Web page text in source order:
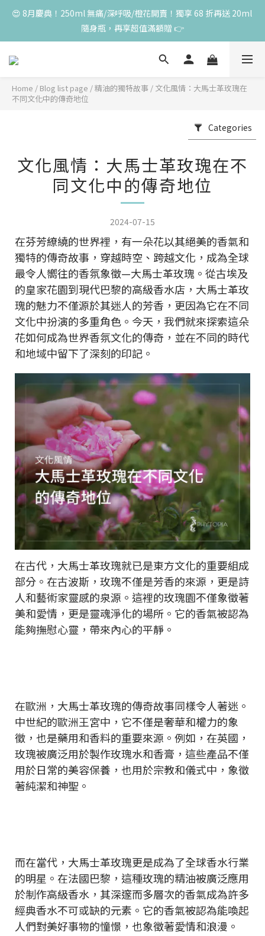
高峰期家長很安心 🧡 滿 3000 元加贈深呼吸10ml一瓶！限量送完
為止
😍 8月慶典！250ml 無痛/深呼吸/橙花開賣！獨享 68 折再送 20ml
隨身瓶，再享超值滿額贈 👉
😍 50ml 任一瓶結帳享 8 折，任三瓶享 75 折，任五瓶享 7 折！想
高峰期家長很安心 🧡 滿 3000 元加贈深呼吸10ml一瓶！限量送完
Home / Blog list page /精油的獨特故事 / 文化風情：大馬士革玫瑰在
不同文化中的傳奇地位
Categories
文化風情：大馬士革玫瑰在不
同文化中的傳奇地位
2024-07-15
在芬芳繚繞的世界裡，有一朵花以其絕美的香氣和
獨特的傳奇故事，穿越時空、跨越文化，成為全球
最令人嚮往的香氛象徵—大馬士革玫瑰。從古埃及
的皇家花園到現代巴黎的高級香水店，大馬士革玫
瑰的魅力不僅源於其迷人的芳香，更因為它在不同
文化中扮演的多重角色。今天，我們就來探索這朵
花如何成為世界香氛文化的傳奇，並在不同的時代
和地域中留下了深刻的印記。
在古代，大馬士革玫瑰就已是東方文化的重要組成
部分。在古波斯，玫瑰不僅是芳香的來源，更是詩
人和藝術家靈感的泉源。這裡的玫瑰園不僅象徵著
美和愛情，更是靈魂淨化的場所。它的香氣被認為
能夠撫慰心靈，帶來內心的平靜。
在歐洲，大馬士革玫瑰的傳奇故事同樣令人著迷。
中世紀的歐洲王宮中，它不僅是奢華和權力的象
徵，也是藥用和香料的重要來源。例如，在英國，
玫瑰被廣泛用於製作玫瑰水和香膏，這些產品不僅
用於日常的美容保養，也用於宗教和儀式中，象徵
著純潔和神聖。
而在當代，大馬士革玫瑰更是成為了全球香水行業
的明星。在法國巴黎，這種玫瑰的精油被廣泛應用
於制作高級香水，其深邃而多層次的香氣成為許多
經典香水不可或缺的元素。它的香氣被認為能喚起
人們對美好事物的憧憬，也象徵著愛情和浪漫。